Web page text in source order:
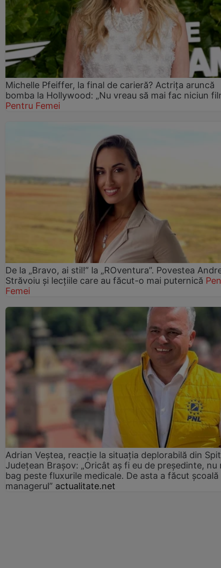
Michelle Pfeiffer, la final de carieră? Actrița aruncă
bomba la Hollywood: „Nu vreau să mai fac niciun
Pentru Femei
De la „Bravo, ai stil!” la „ROventura”. Povestea
Străvoiu și lecțiile care au făcut-o mai puternică
Femei
Adrian Veștea, reacție la situația deplorabilă din
Județean Brașov: „Oricât aș fi eu de președinte, nu
bag peste fluxurile medicale. De asta a făcut școală
managerul” actualitate.net